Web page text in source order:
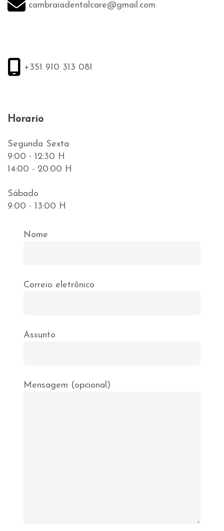
cambraiadentalcare@gmail.com
+351 910 313 081
Horario
Segunda Sexta
9:00 - 12:30 H
14:00 - 20:00 H
Sábado
9:00 - 13:00 H
Nome
Correio eletrônico
Assunto
Mensagem (opcional)